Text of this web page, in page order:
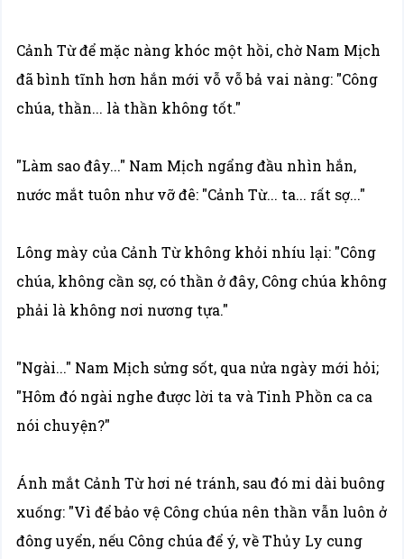
Cảnh Từ để mặc nàng khóc một hồi, chờ Nam Mịch
đã bình tĩnh hơn hắn mới vỗ vỗ bả vai nàng: "Công
chúa, thần... là thần không tốt."
"Làm sao đây..." Nam Mịch ngẩng đầu nhìn hắn,
nước mắt tuôn như vỡ đê: "Cảnh Từ... ta... rất sợ..."
Lông mày của Cảnh Từ không khỏi nhíu lại: "Công
chúa, không cần sợ, có thần ở đây, Công chúa không
phải là không nơi nương tựa."
"Ngài..." Nam Mịch sửng sốt, qua nửa ngày mới hỏi;
"Hôm đó ngài nghe được lời ta và Tinh Phồn ca ca
nói chuyện?"
Ánh mắt Cảnh Từ hơi né tránh, sau đó mi dài buông
xuống: "Vì để bảo vệ Công chúa nên thần vẫn luôn ở
đông uyển, nếu Công chúa để ý, về Thủy Ly cung